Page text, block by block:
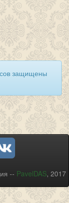
защищены
-- PavelDAS, 2017